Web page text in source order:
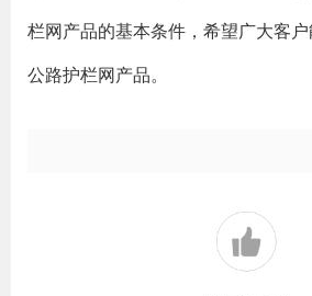
栏网产品的基本条件，希望广大客
公路护栏网产品。